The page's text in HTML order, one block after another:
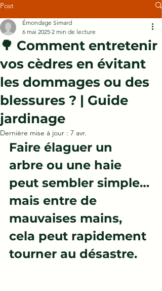
Post
🌳 Comment entretenir
vos cèdres en évitant
les dommages ou des
blessures ? | Guide
jardinage
Émondage Simard
6 mai 2025 2 min de lecture
Dernière mise à jour : 7 avr.
Faire élaguer un
arbre ou une haie
peut sembler simple…
mais entre de
mauvaises mains,
cela peut rapidement
tourner au désastre.